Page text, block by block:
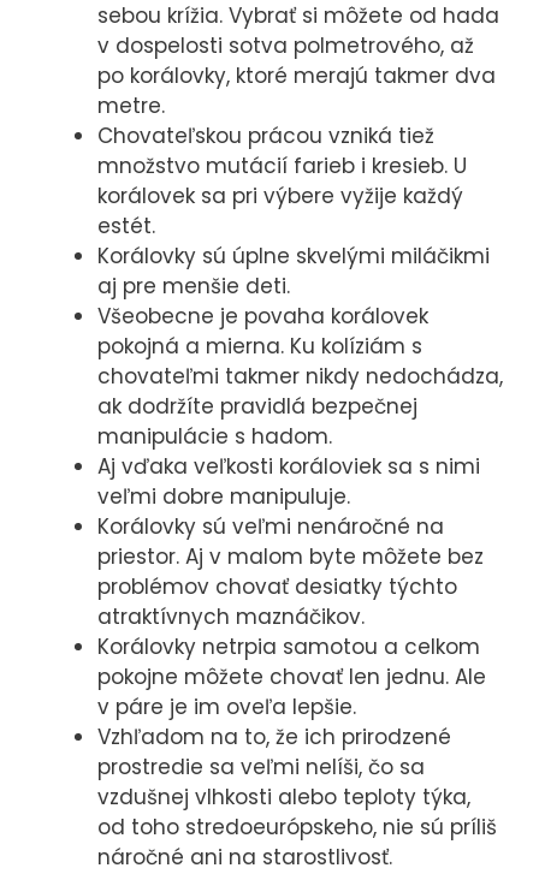
sebou krížia. Vybrať si môžete od hada
v dospelosti sotva polmetrového, až
po korálovky, ktoré merajú takmer dva
metre.
Chovateľskou prácou vzniká tiež
množstvo mutácií farieb i kresieb. U
korálovek sa pri výbere vyžije každý
estét.
Korálovky sú úplne skvelými miláčikmi
aj pre menšie deti.
Všeobecne je povaha korálovek
pokojná a mierna. Ku kolíziám s
chovateľmi takmer nikdy nedochádza,
ak dodržíte pravidlá bezpečnej
manipulácie s hadom.
Aj vďaka veľkosti koráloviek sa s nimi
veľmi dobre manipuluje.
Korálovky sú veľmi nenáročné na
priestor. Aj v malom byte môžete bez
problémov chovať desiatky týchto
atraktívnych maznáčikov.
Korálovky netrpia samotou a celkom
pokojne môžete chovať len jednu. Ale
v páre je im oveľa lepšie.
Vzhľadom na to, že ich prirodzené
prostredie sa veľmi nelíši, čo sa
vzdušnej vlhkosti alebo teploty týka,
od toho stredoeurópskeho, nie sú príliš
náročné ani na starostlivosť.
ako celok, tzn.
nepoužívame
ich na Vašu
Preferenčné
Preferenčné
predovšetkým
na
spríjemnenie
Vašej práce s
webovou
stránkou.
Využívame ich
na to, aby
sme Vám na
stránke mohli
zobrazovať
relevantné
informácie
(napr.
odporúčané
články).